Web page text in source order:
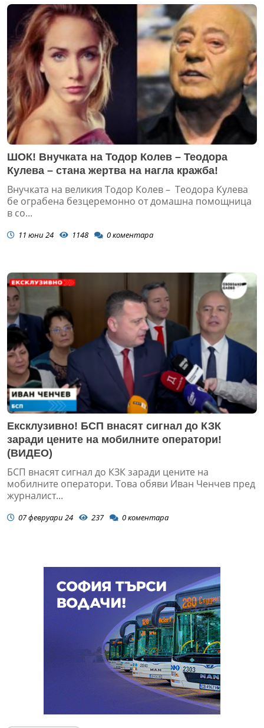
ШОК! Внучката на Тодор Колев – Теодора
Кулева – стана жертва на нагла кражба!
Внучката на великия Тодор Колев – Теодора Кулева
бе ограбена безцеремонно от домашна помощница
в со...
11 юни 24 1148 0коментара
Ексклузивно! БСП внасят сигнал до КЗК
заради цените на мобилните оператори!
(ВИДЕО)
БСП внасят сигнал до КЗК заради цените на
мобилните оператори. Това обяви Иван Ченчев пред
журналист...
07 февруари 24 237 0коментара